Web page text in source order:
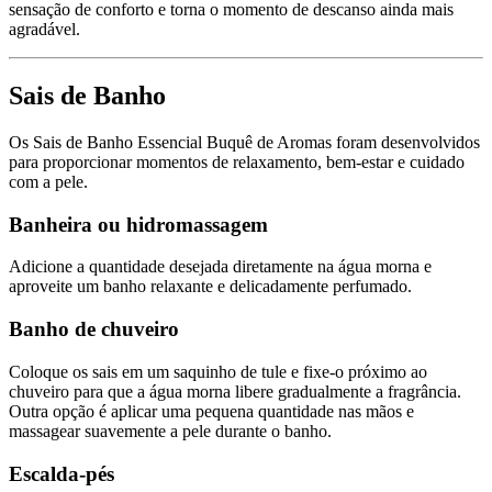
sensação de conforto e torna o momento de descanso ainda mais
agradável.
Sais de Banho
Os Sais de Banho Essencial Buquê de Aromas foram desenvolvidos
para proporcionar momentos de relaxamento, bem-estar e cuidado
com a pele.
Banheira ou hidromassagem
Adicione a quantidade desejada diretamente na água morna e
aproveite um banho relaxante e delicadamente perfumado.
Banho de chuveiro
Coloque os sais em um saquinho de tule e fixe-o próximo ao
chuveiro para que a água morna libere gradualmente a fragrância.
Outra opção é aplicar uma pequena quantidade nas mãos e
massagear suavemente a pele durante o banho.
Escalda-pés